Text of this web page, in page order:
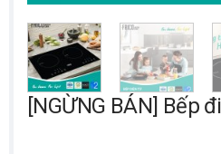
[NGỪNG BÁN] Bếp